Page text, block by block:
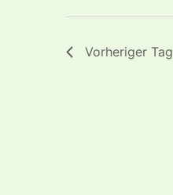
Vorheriger Tag